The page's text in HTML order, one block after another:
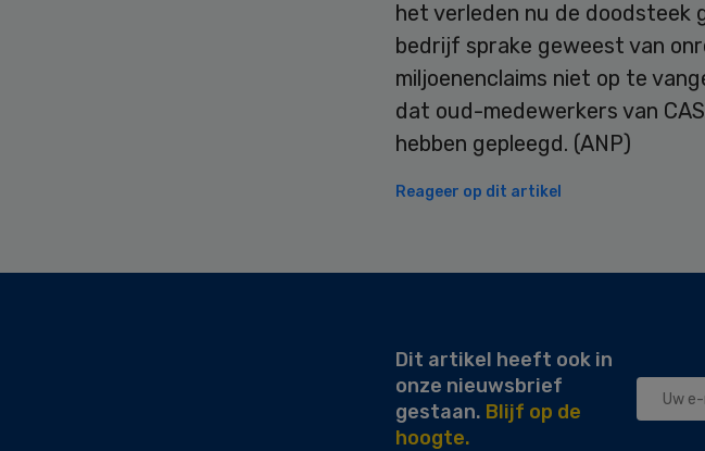
het verleden nu de doodsteek
bedrijf sprake geweest van
miljoenenclaims niet op te
dat oud-medewerkers van
hebben gepleegd. (ANP)
Reageer op dit artikel
Dit artikel heeft ook in
onze nieuwsbrief
gestaan. Blijf op de
hoogte.